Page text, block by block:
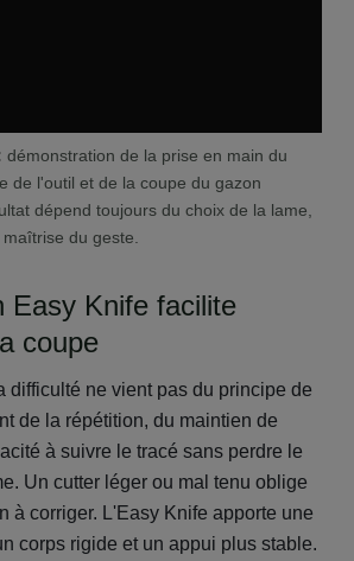
démonstration de la prise en main du
de l'outil et de la coupe du gazon
dépend toujours du choix de la lame,
du geste.
Easy Knife facilite
coupe
difficulté ne vient pas du principe de
de la répétition, du maintien de
à suivre le tracé sans perdre le
Un cutter léger ou mal tenu oblige
à corriger. L'Easy Knife apporte une
corps rigide et un appui plus stable.